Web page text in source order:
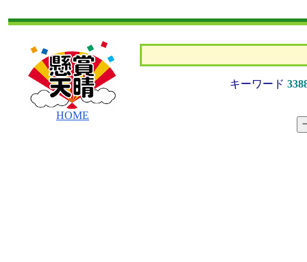
HOME
キーワード